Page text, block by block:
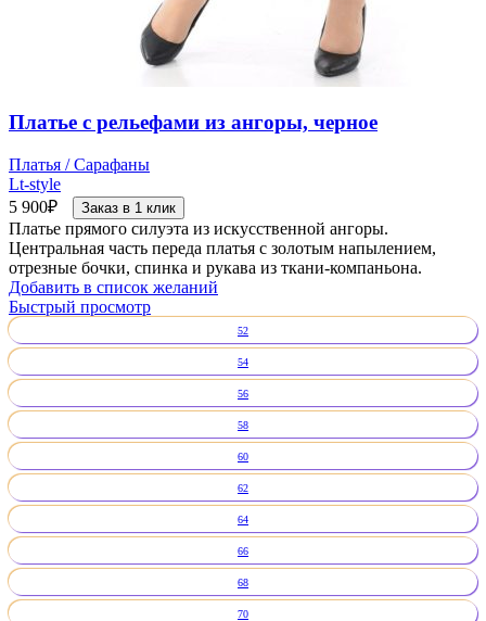
Платье с рельефами из ангоры, черное
Платья / Сарафаны
Lt-style
5 900₽ Заказ в 1 клик
Платье прямого силуэта из искусственной ангоры.
Центральная часть переда платья с золотым напылением,
отрезные бочки, спинка и рукава из ткани-компаньона.
Добавить в список желаний
Быстрый просмотр
52
54
56
58
60
62
64
66
68
70